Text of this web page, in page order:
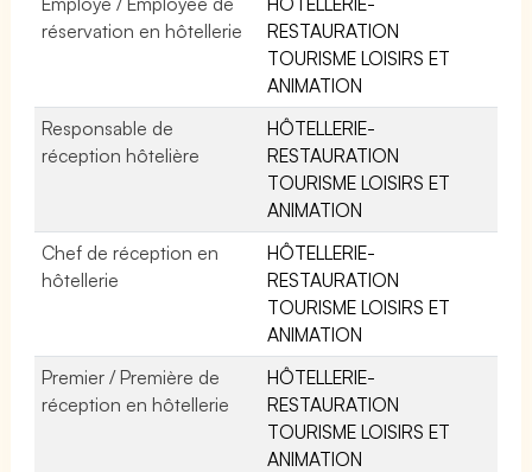
réservation en hôtellerie
RESTAURATION
TOURISME LOISIRS ET
ANIMATION
Responsable de
réception hôtelière
HÔTELLERIE-
RESTAURATION
TOURISME LOISIRS ET
ANIMATION
Chef de réception en
hôtellerie
HÔTELLERIE-
RESTAURATION
TOURISME LOISIRS ET
ANIMATION
Premier / Première de
réception en hôtellerie
HÔTELLERIE-
RESTAURATION
TOURISME LOISIRS ET
ANIMATION